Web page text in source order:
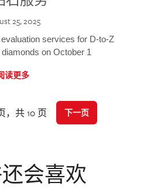
25, 2025
services for D-to-Z
on October 1
读更多
，共 10 页 下一页
会喜欢